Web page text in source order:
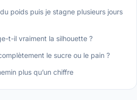
poids puis je stagne plusieurs jours
t-il vraiment la silhouette ?
le sucre ou le pain ?
plus qu’un chiffre